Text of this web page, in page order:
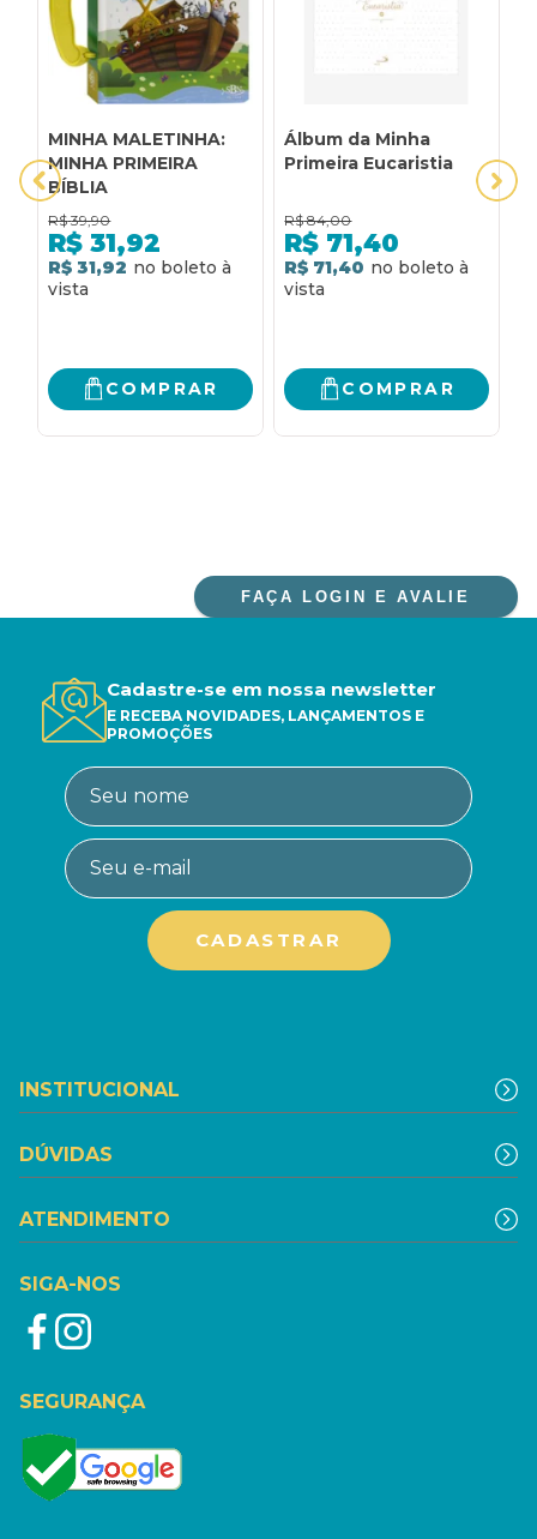
MINHA MALETINHA:
MINHA PRIMEIRA
BÍBLIA
R$ 39,90
R$ 31,92
R$ 31,92
COMPRAR
Álbum da Minha
Primeira Eucaristia
R$ 84,00
R$ 71,40
R$ 71,40
COMPRAR
FAÇA LOGIN E AVALIE
Cadastre-se em nossa newsletter
E RECEBA NOVIDADES, LANÇAMENTOS E
PROMOÇÕES
INSTITUCIONAL
DÚVIDAS
ATENDIMENTO
SIGA-NOS
SEGURANÇA